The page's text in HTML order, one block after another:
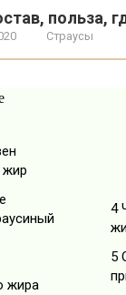
польза,
Страусы
жир
жира
4
5